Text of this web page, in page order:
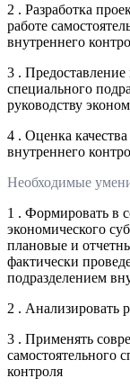
2 . Разработка
работе
внутреннего
3 .
специального
руководству
4 . Оценка
внутреннего
Необходимые
1 . Формировать в
экономического
плановые и
фактически
подразделением
2 . Анализировать
3 . Применять
самостоятельного
контроля